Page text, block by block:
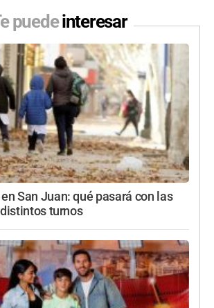
puedeinteresar
San Juan: qué pasará con las
turnos